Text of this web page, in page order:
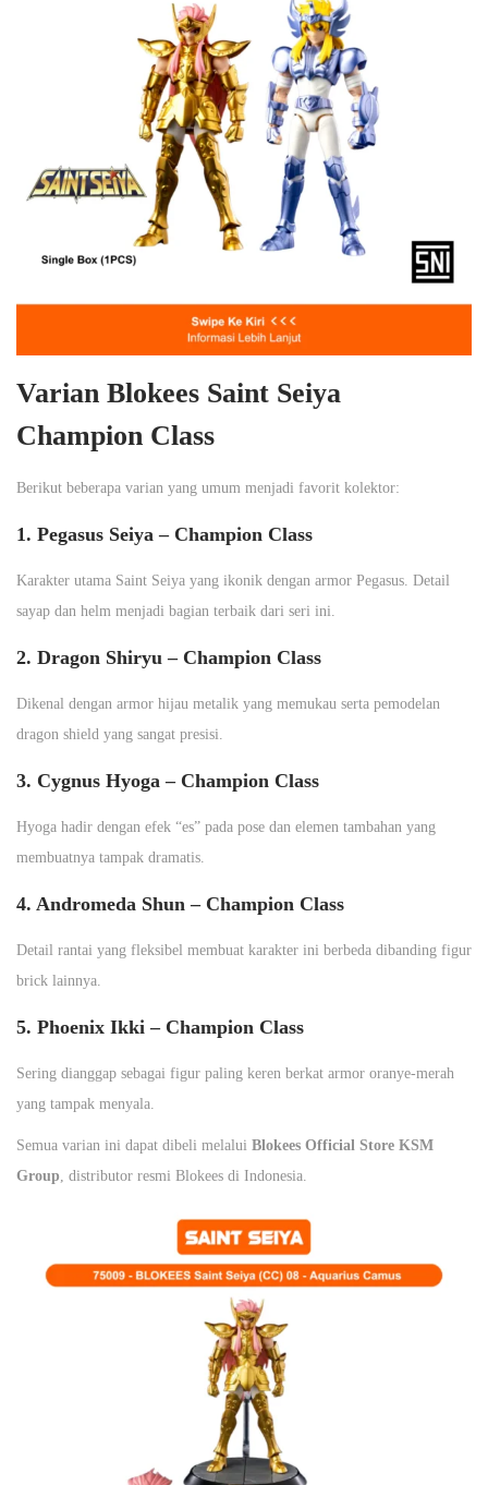
Varian Blokees Saint Seiya
Champion Class
Berikut beberapa varian yang umum menjadi favorit kolektor:
1. Pegasus Seiya – Champion Class
Karakter utama Saint Seiya yang ikonik dengan armor Pegasus. Detail
sayap dan helm menjadi bagian terbaik dari seri ini.
2. Dragon Shiryu – Champion Class
Dikenal dengan armor hijau metalik yang memukau serta pemodelan
dragon shield yang sangat presisi.
3. Cygnus Hyoga – Champion Class
Hyoga hadir dengan efek “es” pada pose dan elemen tambahan yang
membuatnya tampak dramatis.
4. Andromeda Shun – Champion Class
Detail rantai yang fleksibel membuat karakter ini berbeda dibanding figur
brick lainnya.
5. Phoenix Ikki – Champion Class
Sering dianggap sebagai figur paling keren berkat armor oranye-merah
yang tampak menyala.
Semua varian ini dapat dibeli melalui Blokees Official Store KSM
Group , distributor resmi Blokees di Indonesia.